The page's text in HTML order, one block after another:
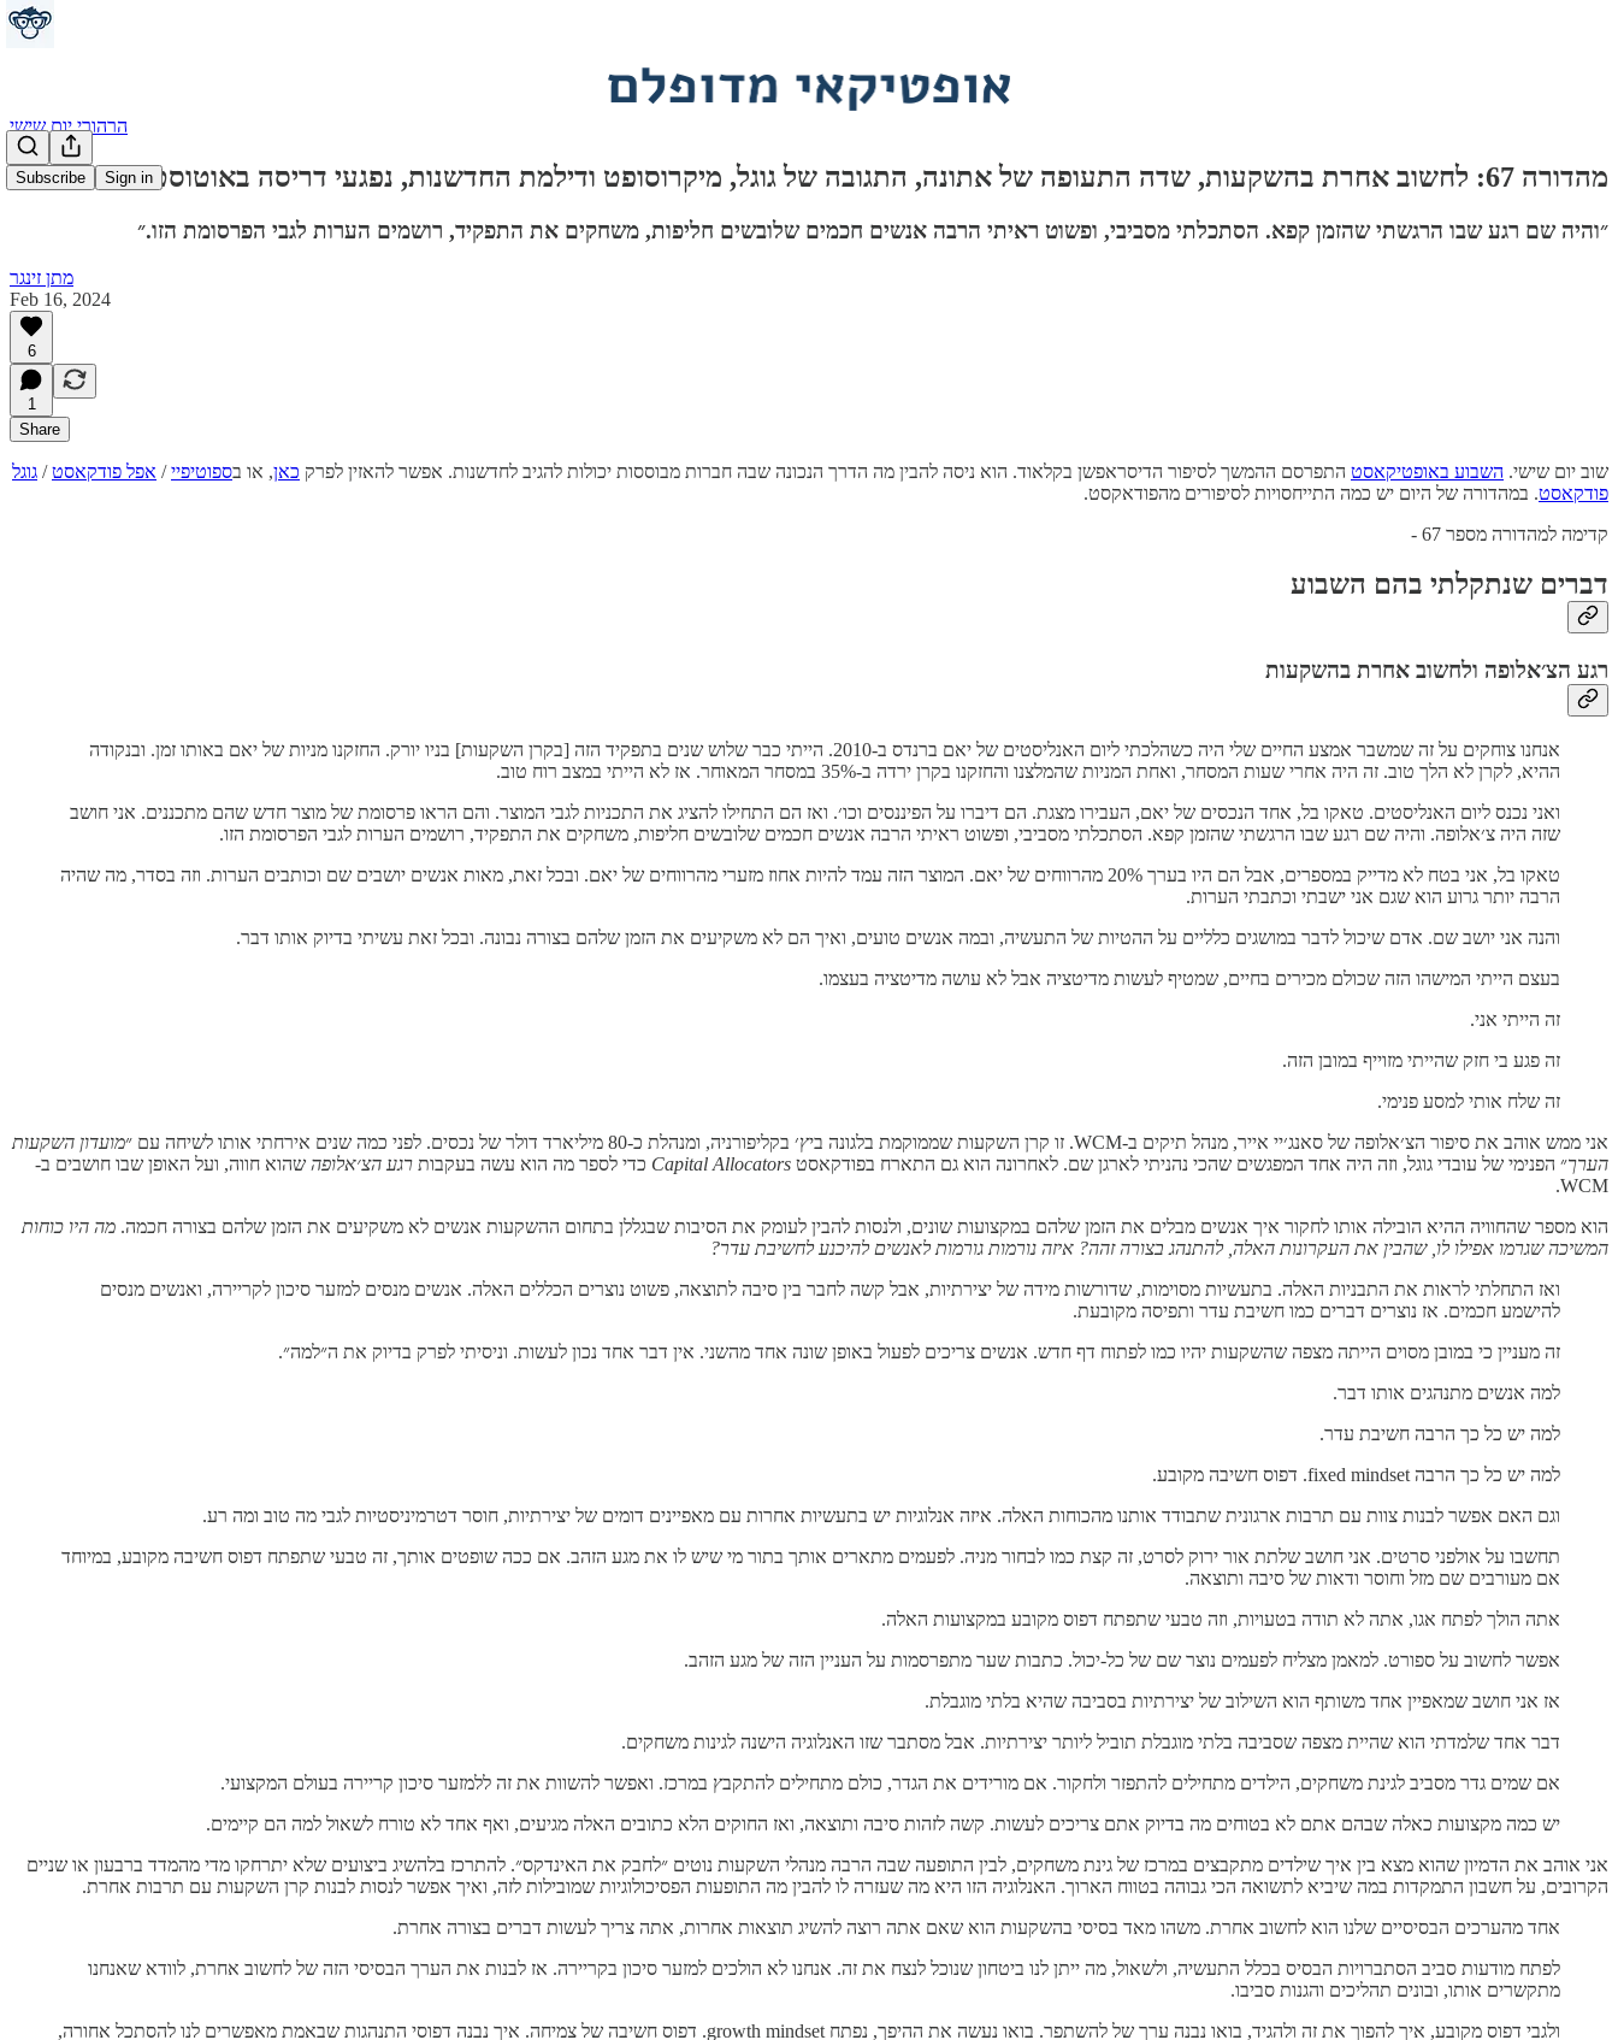
Subscribe Sign in
הרהורי יום שישי
מהדורה 67: לחשוב אחרת בהשקעות, שדה התעופה של אתונה, התגובה של גוגל, מיקרוסופט ודילמת החדשנות, נפגעי דריסה באוטוסטרדת המידע
״והיה שם רגע שבו הרגשתי שהזמן קפא. הסתכלתי מסביבי, ופשוט ראיתי הרבה אנשים חכמים שלובשים חליפות, משחקים את התפקיד, רושמים הערות לגבי הפרסומת הזו.״
מתן זינגר
Feb 16, 2024
6
1
Share
שוב יום שישי. השבוע באופטיקאסט התפרסם ההמשך לסיפור הדיסראפשן בקלאוד. הוא ניסה להבין מה הדרך הנכונה שבה חברות מבוססות יכולות להגיב לחדשנות. אפשר להאזין לפרק כאן, או בספוטיפיי/ אפל פודקאסט/ גוגל
פודקאסט. במהדורה של היום יש כמה התייחסויות לסיפורים מהפודאקסט.
קדימה למהדורה מספר 67 -
דברים שנתקלתי בהם השבוע
רגע הצ׳אלופה ולחשוב אחרת בהשקעות
אנחנו צוחקים על זה שמשבר אמצע החיים שלי היה כשהלכתי ליום האנליסטים של יאם ברנדס ב-2010. הייתי כבר שלוש שנים בתפקיד הזה [בקרן השקעות] בניו יורק. החזקנו מניות של יאם באותו זמן. ובנקודה
ההיא, לקרן לא הלך טוב. זה היה אחרי שעות המסחר, ואחת המניות שהמלצנו והחזקנו בקרן ירדה ב-35% במסחר המאוחר. אז לא הייתי במצב רוח טוב.
ואני נכנס ליום האנליסטים. טאקו בל, אחד הנכסים של יאם, העבירו מצגת. הם דיברו על הפיננסים וכו׳. ואז הם התחילו להציג את התכניות לגבי המוצר. והם הראו פרסומת של מוצר חדש שהם מתכננים. אני חושב
שזה היה צ׳אלופה. והיה שם רגע שבו הרגשתי שהזמן קפא. הסתכלתי מסביבי, ופשוט ראיתי הרבה אנשים חכמים שלובשים חליפות, משחקים את התפקיד, רושמים הערות לגבי הפרסומת הזו.
טאקו בל, אני בטח לא מדייק במספרים, אבל הם היו בערך 20% מהרווחים של יאם. המוצר הזה עמד להיות אחוז מזערי מהרווחים של יאם. ובכל זאת, מאות אנשים יושבים שם וכותבים הערות. וזה בסדר, מה שהיה
הרבה יותר גרוע הוא שגם אני ישבתי וכתבתי הערות.
והנה אני יושב שם. אדם שיכול לדבר במושגים כלליים על ההטיות של התעשיה, ובמה אנשים טועים, ואיך הם לא משקיעים את הזמן שלהם בצורה נבונה. ובכל זאת עשיתי בדיוק אותו דבר.
בעצם הייתי המישהו הזה שכולם מכירים בחיים, שמטיף לעשות מדיטציה אבל לא עושה מדיטציה בעצמו.
זה הייתי אני.
זה פגע בי חזק שהייתי מזוייף במובן הזה.
זה שלח אותי למסע פנימי.
אני ממש אוהב את סיפור הצ׳אלופה של סאנג׳יי אייר, מנהל תיקים ב-WCM. זו קרן השקעות שממוקמת בלגונה ביץ׳ בקליפורניה, ומנהלת כ-80 מיליארד דולר של נכסים. לפני כמה שנים אירחתי אותו לשיחה עם ״
מועדון השקעות
הערך״ הפנימי של עובדי גוגל, וזה היה אחד המפגשים שהכי נהניתי לארגן שם. לאחרונה הוא גם התארח בפודקאסט Capital Allocators כדי לספר מה הוא עשה בעקבות רגע הצ׳אלופה שהוא חווה, ועל האופן שבו חושבים ב-
WCM.
הוא מספר שהחוויה ההיא הובילה אותו לחקור איך אנשים מבלים את הזמן שלהם במקצועות שונים, ולנסות להבין לעומק את הסיבות שבגללן בתחום ההשקעות אנשים לא משקיעים את הזמן שלהם בצורה חכמה. מה היו כוחות
המשיכה שגרמו אפילו לו, שהבין את העקרונות האלה, להתנהג בצורה זהה? איזה נורמות גורמות לאנשים להיכנע לחשיבת עדר?
ואז התחלתי לראות את התבניות האלה. בתעשיות מסוימות, שדורשות מידה של יצירתיות, אבל קשה לחבר בין סיבה לתוצאה, פשוט נוצרים הכללים האלה. אנשים מנסים למזער סיכון לקריירה, ואנשים מנסים
להישמע חכמים. אז נוצרים דברים כמו חשיבת עדר ותפיסה מקובעת.
זה מעניין כי במובן מסוים הייתה מצפה שהשקעות יהיו כמו לפתוח דף חדש. אנשים צריכים לפעול באופן שונה אחד מהשני. אין דבר אחד נכון לעשות. וניסיתי לפרק בדיוק את ה״למה״.
למה אנשים מתנהגים אותו דבר.
למה יש כל כך הרבה חשיבת עדר.
למה יש כל כך הרבה fixed mindset. דפוס חשיבה מקובע.
וגם האם אפשר לבנות צוות עם תרבות ארגונית שתבודד אותנו מהכוחות האלה. איזה אנלוגיות יש בתעשיות אחרות עם מאפיינים דומים של יצירתיות, חוסר דטרמיניסטיות לגבי מה טוב ומה רע.
תחשבו על אולפני סרטים. אני חושב שלתת אור ירוק לסרט, זה קצת כמו לבחור מניה. לפעמים מתארים אותך בתור מי שיש לו את מגע הזהב. אם ככה שופטים אותך, זה טבעי שתפתח דפוס חשיבה מקובע, במיוחד
אם מעורבים שם מזל וחוסר ודאות של סיבה ותוצאה.
אתה הולך לפתח אגו, אתה לא תודה בטעויות, וזה טבעי שתפתח דפוס מקובע במקצועות האלה.
אפשר לחשוב על ספורט. למאמן מצליח לפעמים נוצר שם של כל-יכול. כתבות שער מתפרסמות על העניין הזה של מגע הזהב.
אז אני חושב שמאפיין אחד משותף הוא השילוב של יצירתיות בסביבה שהיא בלתי מוגבלת.
דבר אחד שלמדתי הוא שהיית מצפה שסביבה בלתי מוגבלת תוביל ליותר יצירתיות. אבל מסתבר שזו האנלוגיה הישנה לגינות משחקים.
אם שמים גדר מסביב לגינת משחקים, הילדים מתחילים להתפזר ולחקור. אם מורידים את הגדר, כולם מתחילים להתקבץ במרכז. ואפשר להשוות את זה ללמזער סיכון קריירה בעולם המקצועי.
יש כמה מקצועות כאלה שבהם אתם לא בטוחים מה בדיוק אתם צריכים לעשות. קשה לזהות סיבה ותוצאה, ואז החוקים הלא כתובים האלה מגיעים, ואף אחד לא טורח לשאול למה הם קיימים.
אני אוהב את הדמיון שהוא מצא בין איך שילדים מתקבצים במרכז של גינת משחקים, לבין התופעה שבה הרבה מנהלי השקעות נוטים ״לחבק את האינדקס״. להתרכז בלהשיג ביצועים שלא יתרחקו מדי מהמדד ברבעון או שניים
הקרובים, על חשבון התמקדות במה שיביא לתשואה הכי גבוהה בטווח הארוך. האנלוגיה הזו היא מה שעזרה לו להבין מה התופעות הפסיכולוגיות שמובילות לזה, ואיך אפשר לנסות לבנות קרן השקעות עם תרבות אחרת.
אחד מהערכים הבסיסיים שלנו הוא לחשוב אחרת. משהו מאד בסיסי בהשקעות הוא שאם אתה רוצה להשיג תוצאות אחרות, אתה צריך לעשות דברים בצורה אחרת.
לפתח מודעות סביב הסתברויות הבסיס בכלל התעשיה, ולשאול, מה ייתן לנו ביטחון שנוכל לנצח את זה. אנחנו לא הולכים למזער סיכון בקריירה. אז לבנות את הערך הבסיסי הזה של לחשוב אחרת, לוודא שאנחנו
מתקשרים אותו, ובונים תהליכים והגנות סביבו.
ולגבי דפוס מקובע, איך להפוך את זה ולהגיד, בואו נבנה ערך של להשתפר. בואו נעשה את ההיפך, נפתח growth mindset. דפוס חשיבה של צמיחה. איך נבנה דפוסי התנהגות שבאמת מאפשרים לנו להסתכל אחורה,